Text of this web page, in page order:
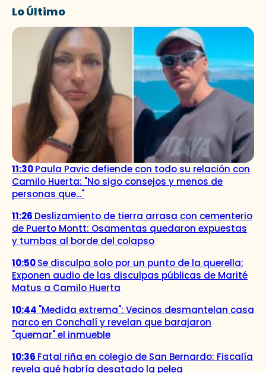
Lo Último
11:30Paula Pavic defiende con todo su relación con
Camilo Huerta: "No sigo consejos y menos de
personas que..."
11:26 Deslizamiento de tierra arrasa con cementerio
de Puerto Montt: Osamentas quedaron expuestas
y tumbas al borde del colapso
10:50Se disculpa solo por un punto de la querella:
Exponen audio de las disculpas públicas de Marité
Matus a Camilo Huerta
10:44 "Medida extrema": Vecinos desmantelan casa
narco en Conchalí y revelan que barajaron
"quemar" el inmueble
10:36 Fatal riña en colegio de San Bernardo: Fiscalía
revela qué habría desatado la pelea